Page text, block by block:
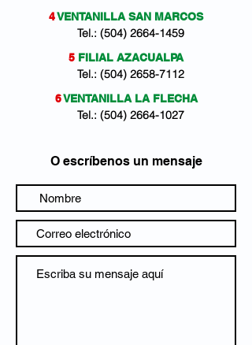
4VENTANILLA SAN MARCOS
Tel.: (504) 2664-1459
5 FILIAL AZACUALPA
Tel.: (504) 2658-7112
6VENTANILLA LA FLECHA
Tel.: (504) 2664-1027
O escríbenos un mensaje